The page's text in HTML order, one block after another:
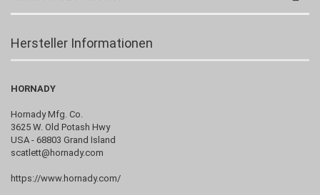
Hersteller Informationen
HORNADY
Hornady Mfg. Co.
3625 W. Old Potash Hwy
USA - 68803 Grand Island
scatlett@hornady.com
https://www.hornady.com/